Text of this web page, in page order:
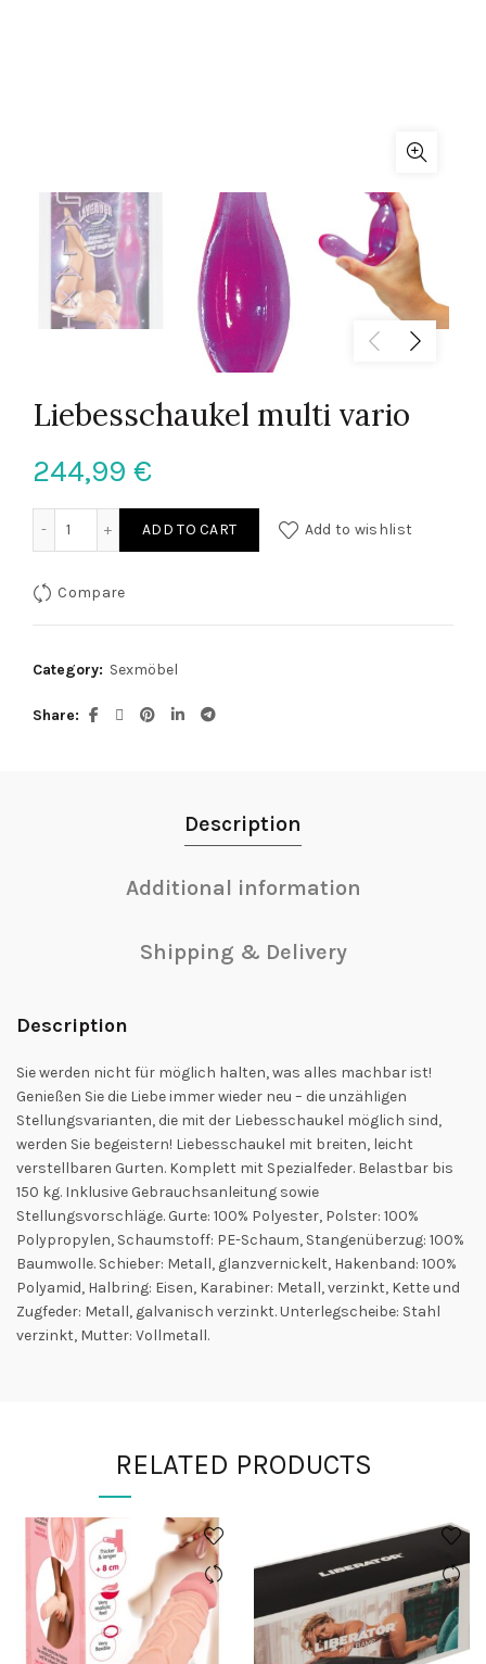
Liebesschaukel multi vario
244,99 €
Liebesschaukel multi vario quantity
ADD TO CART Add to wishlist
Compare
Category: Sexmöbel
Share
Description
Additional information
Shipping & Delivery
Description
Sie werden nicht für möglich halten, was alles machbar ist!
Genießen Sie die Liebe immer wieder neu – die unzähligen
Stellungsvarianten, die mit der Liebesschaukel möglich sind,
werden Sie begeistern! Liebesschaukel mit breiten, leicht
verstellbaren Gurten. Komplett mit Spezialfeder. Belastbar bis
150 kg. Inklusive Gebrauchsanleitung sowie
Stellungsvorschläge. Gurte: 100% Polyester, Polster: 100%
Polypropylen, Schaumstoff: PE-Schaum, Stangenüberzug: 100%
Baumwolle. Schieber: Metall, glanzvernickelt, Hakenband: 100%
Polyamid, Halbring: Eisen, Karabiner: Metall, verzinkt, Kette und
Zugfeder: Metall, galvanisch verzinkt. Unterlegscheibe: Stahl
verzinkt, Mutter: Vollmetall.
RELATED PRODUCTS